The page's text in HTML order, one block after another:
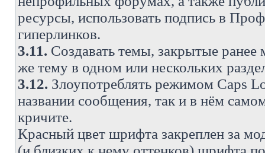
ресурсы, использовать подпись в
гиперлинков.
3.11. Создавать темы, закрытые ранее
же тему в одном или нескольких
3.12. Злоупотреблять режимом Caps
названии сообщения, так и в нём
кричите.
Красный цвет шрифта закреплен за